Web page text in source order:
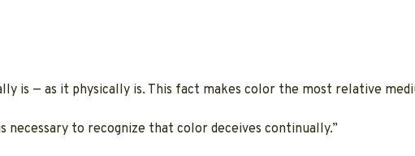
is — as it physically is. This fact makes color the most relative
to recognize that color deceives continually.”